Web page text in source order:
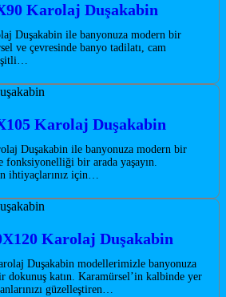
Karolaj Duşakabin
Duşakabin ile banyonuza modern bir
ve çevresinde banyo tadilatı, cam
Karolaj Duşakabin
Duşakabin ile banyonuza modern bir
fonksiyonelliği bir arada yaşayın.
ihtiyaçlarınız için…
Karolaj Duşakabin
Duşakabin modellerimizle banyonuza
dokunuş katın. Karamürsel’in kalbinde yer
güzelleştiren…